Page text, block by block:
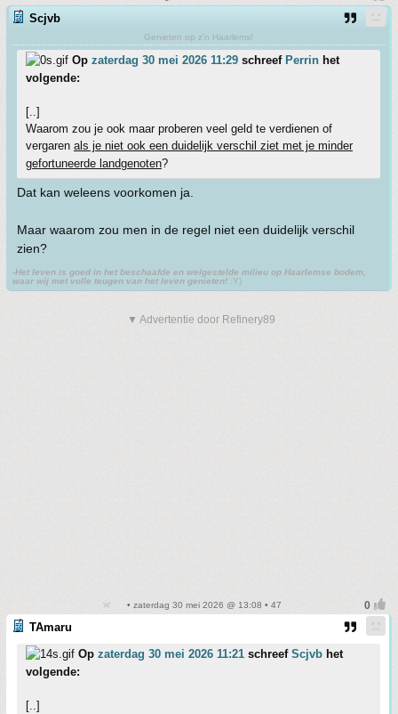
Scjvb
Genieten op z'n Haarlems!
Op zaterdag 30 mei 2026 11:29 schreef Perrin het
volgende:
[..]
Waarom zou je ook maar proberen veel geld te verdienen of
vergaren als je niet ook een duidelijk verschil ziet met je minder
gefortuneerde landgenoten?
Dat kan weleens voorkomen ja.
Maar waarom zou men in de regel niet een duidelijk verschil
zien?
-Het leven is goed in het beschaafde en welgestelde milieu op Haarlemse bodem,
waar wij met volle teugen van het leven genieten! :Y)
▼ Advertentie door Refinery89
• zaterdag 30 mei 2026 @ 13:08 • 47
TAmaru
Op zaterdag 30 mei 2026 11:21 schreef Scjvb het
volgende:
[..]